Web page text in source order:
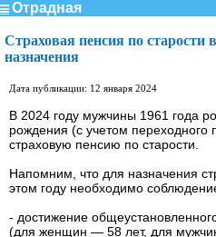
Отрадная
Страховая пенсия по старости
назначения
Дата публикации: 12 января 2024
В 2024 году мужчины 1961 года
рождения (с учетом
страховую пенсию по старости.
Напомним, что для назначения
этом году необходимо
- достижение
(для женщин — 58 лет, для